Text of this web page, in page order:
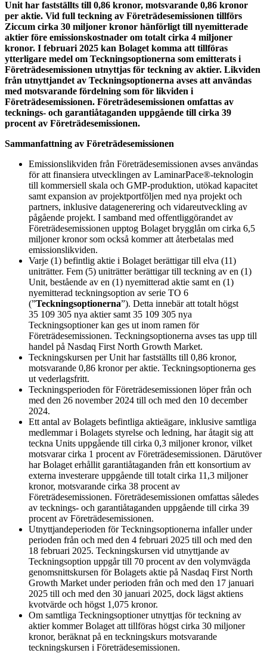
Unit har fastställts till 0,86 kronor, motsvarande 0,86 kronor
per aktie. Vid full teckning av Företrädesemissionen tillförs
Ziccum cirka 30 miljoner kronor hänförligt till nyemitterade
aktier före emissionskostnader om totalt cirka 4 miljoner
kronor. I februari 2025 kan Bolaget komma att tillföras
ytterligare medel om Teckningsoptionerna som emitterats i
Företrädesemissionen utnyttjas för teckning av aktier. Likviden
från utnyttjandet av Teckningsoptionerna avses att användas
med motsvarande fördelning som för likviden i
Företrädesemissionen. Företrädesemissionen omfattas av
tecknings- och garantiåtaganden uppgående till cirka 39
procent av Företrädesemissionen.
Sammanfattning av Företrädesemissionen
Emissionslikviden från Företrädesemissionen avses användas
för att finansiera utvecklingen av LaminarPace®-teknologin
till kommersiell skala och GMP-produktion, utökad kapacitet
samt expansion av projektportföljen med nya projekt och
partners, inklusive datagenerering och vidareutveckling av
pågående projekt. I samband med offentliggörandet av
Företrädesemissionen upptog Bolaget brygglån om cirka 6,5
miljoner kronor som också kommer att återbetalas med
emissionslikviden.
Varje (1) befintlig aktie i Bolaget berättigar till elva (11)
uniträtter. Fem (5) uniträtter berättigar till teckning av en (1)
Unit, bestående av en (1) nyemitterad aktie samt en (1)
nyemitterad teckningsoption av serie TO 6
(”Teckningsoptionerna”). Detta innebär att totalt högst
35 109 305 nya aktier samt 35 109 305 nya
Teckningsoptioner kan ges ut inom ramen för
Företrädesemissionen. Teckningsoptionerna avses tas upp till
handel på Nasdaq First North Growth Market.
Teckningskursen per Unit har fastställts till 0,86 kronor,
motsvarande 0,86 kronor per aktie. Teckningsoptionerna ges
ut vederlagsfritt.
Teckningsperioden för Företrädesemissionen löper från och
med den 26 november 2024 till och med den 10 december
2024.
Ett antal av Bolagets befintliga aktieägare, inklusive samtliga
medlemmar i Bolagets styrelse och ledning, har åtagit sig att
teckna Units uppgående till cirka 0,3 miljoner kronor, vilket
motsvarar cirka 1 procent av Företrädesemissionen. Därutöver
har Bolaget erhållit garantiåtaganden från ett konsortium av
externa investerare uppgående till totalt cirka 11,3 miljoner
kronor, motsvarande cirka 38 procent av
Företrädesemissionen. Företrädesemissionen omfattas således
av tecknings- och garantiåtaganden uppgående till cirka 39
procent av Företrädesemissionen.
Utnyttjandeperioden för Teckningsoptionerna infaller under
perioden från och med den 4 februari 2025 till och med den
18 februari 2025. Teckningskursen vid utnyttjande av
Teckningsoption uppgår till 70 procent av den volymvägda
genomsnittskursen för Bolagets aktie på Nasdaq First North
Growth Market under perioden från och med den 17 januari
2025 till och med den 30 januari 2025, dock lägst aktiens
kvotvärde och högst 1,075 kronor.
Om samtliga Teckningsoptioner utnyttjas för teckning av
aktier kommer Bolaget att tillföras högst cirka 30 miljoner
kronor, beräknat på en teckningskurs motsvarande
teckningskursen i Företrädesemissionen.